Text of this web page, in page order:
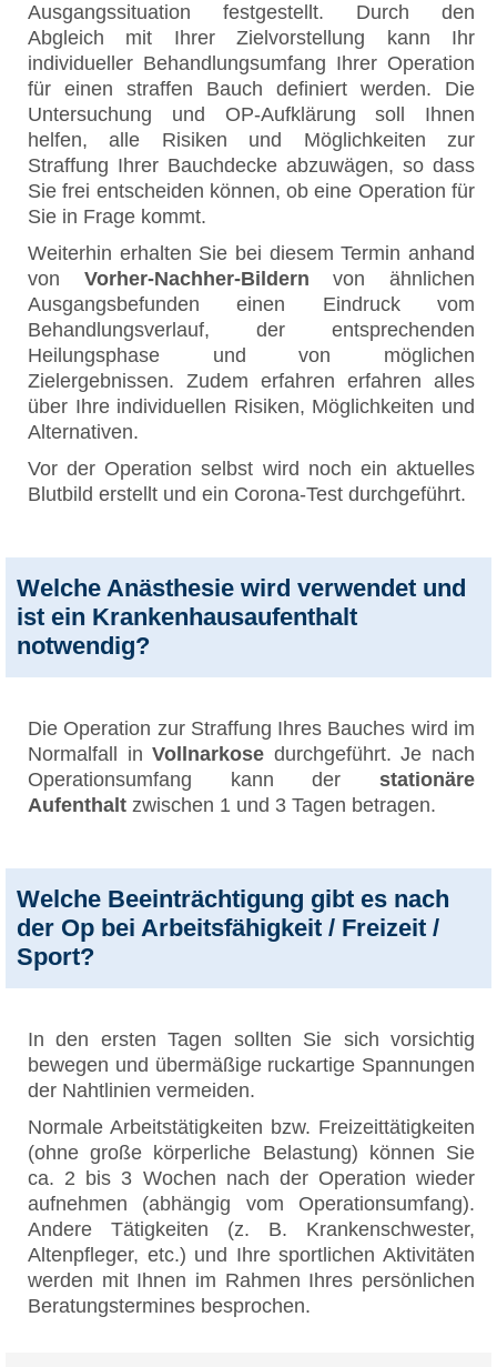
Ausgangssituation festgestellt. Durch den
Abgleich mit Ihrer Zielvorstellung kann Ihr
individueller Behandlungsumfang Ihrer Operation
für einen straffen Bauch definiert werden. Die
Untersuchung und OP-Aufklärung soll Ihnen
helfen, alle Risiken und Möglichkeiten zur
Straffung Ihrer Bauchdecke abzuwägen, so dass
Sie frei entscheiden können, ob eine Operation für
Sie in Frage kommt.
Weiterhin erhalten Sie bei diesem Termin anhand
von Vorher-Nachher-Bildern von ähnlichen
Ausgangsbefunden einen Eindruck vom
Behandlungsverlauf, der entsprechenden
Heilungsphase und von möglichen
Zielergebnissen. Zudem erfahren erfahren alles
über Ihre individuellen Risiken, Möglichkeiten und
Alternativen.
Vor der Operation selbst wird noch ein aktuelles
Blutbild erstellt und ein Corona-Test durchgeführt.
Welche Anästhesie wird verwendet und
ist ein Krankenhausaufenthalt
notwendig?
Die Operation zur Straffung Ihres Bauches wird im
Normalfall inVollnarkose durchgeführt. Je nach
Operationsumfang kann der stationäre
Aufenthalt zwischen 1 und 3 Tagen betragen.
Welche Beeinträchtigung gibt es nach
der Op bei Arbeitsfähigkeit / Freizeit /
Sport?
In den ersten Tagen sollten Sie sich vorsichtig
bewegen und übermäßige ruckartige Spannungen
der Nahtlinien vermeiden.
Normale Arbeitstätigkeiten bzw. Freizeittätigkeiten
(ohne große körperliche Belastung) können Sie
ca. 2 bis 3 Wochen nach der Operation wieder
aufnehmen (abhängig vom Operationsumfang).
Andere Tätigkeiten (z. B. Krankenschwester,
Altenpfleger, etc.) und Ihre sportlichen Aktivitäten
werden mit Ihnen im Rahmen Ihres persönlichen
Beratungstermines besprochen.